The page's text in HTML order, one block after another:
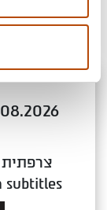
צרפתית
subtitles